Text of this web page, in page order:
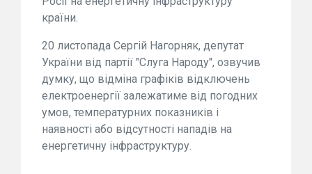
країни.
20 листопада Сергій Нагорняк, депутат
України від партії "Слуга Народу", озвучив
думку, що відміна графіків відключень
електроенергії залежатиме від погодних
умов, температурних показників і
наявності або відсутності нападів на
енергетичну інфраструктуру.